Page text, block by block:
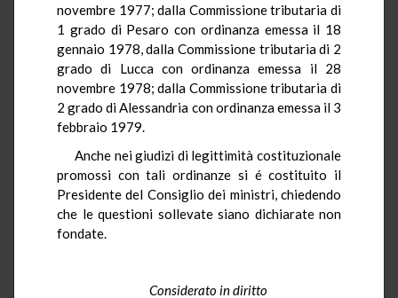
novembre 1977; dalla Commissione tributaria di
1 grado di Pesaro con ordinanza emessa il 18
gennaio 1978, dalla Commissione tributaria di 2
grado di Lucca con ordinanza emessa il 28
novembre 1978; dalla Commissione tributaria di
2 grado di Alessandria con ordinanza emessa il 3
febbraio 1979.
Anche nei giudizi di legittimità costituzionale
promossi con tali ordinanze si é costituito il
Presidente del Consiglio dei ministri, chiedendo
che le questioni sollevate siano dichiarate non
fondate.
Considerato in diritto